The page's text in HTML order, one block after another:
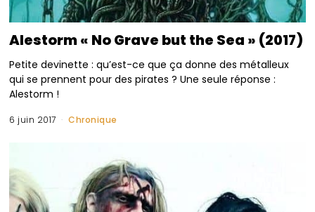
Alestorm « No Grave but the Sea » (2017)
Petite devinette : qu’est-ce que ça donne des métalleux
qui se prennent pour des pirates ? Une seule réponse :
Alestorm !
6 juin 2017 Chronique